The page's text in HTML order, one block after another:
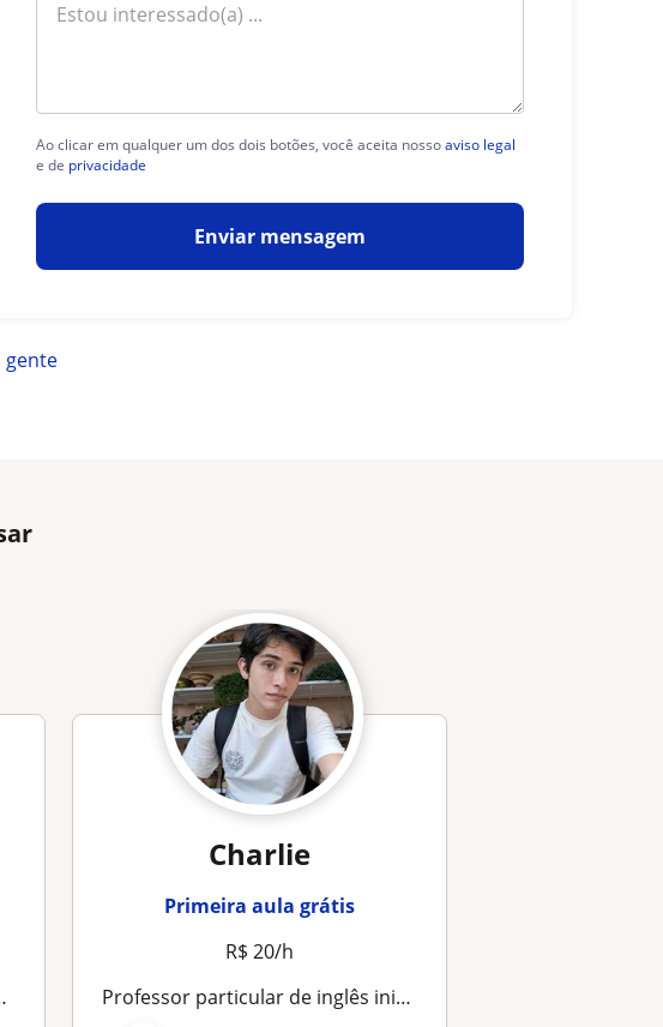
Ao clicar em qualquer um dos dois botões, você aceita nossoaviso legal
e de privacidade
Enviar mensagem
gente
Charlie
Primeira aula grátis
R$ 20/h
Professor particular de inglês iniciante. Aulas remotas ou presenciais aos fins de semana